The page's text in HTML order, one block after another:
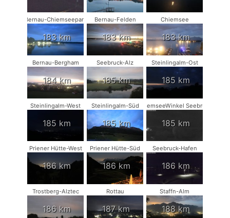
Bernau-Chiemseepark
183 km
Bernau-Felden
183 km
Chiemsee
183 km
Bernau-Bergham
184 km
Seebruck-Alz
185 km
Steinlingalm-Ost
185 km
Steinlingalm-West
185 km
Steinlingalm-Süd
185 km
ChiemseeWinkel Seebruck
185 km
Priener Hütte-West
186 km
Priener Hütte-Süd
186 km
Seebruck-Hafen
186 km
Trostberg-Alztec
186 km
Rottau
187 km
Staffn-Alm
188 km